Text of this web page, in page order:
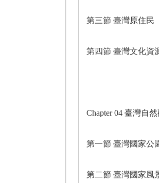
第三節 臺灣原住民
第四節 臺灣文化資
Chapter 04 臺灣自
第一節 臺灣國家公
第二節 臺灣國家風